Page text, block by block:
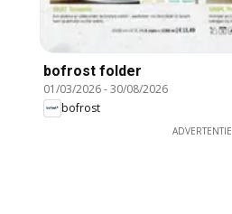
bofrost folder
01/03/2026-30/08/2026
bofrost
ADVERTENTIE